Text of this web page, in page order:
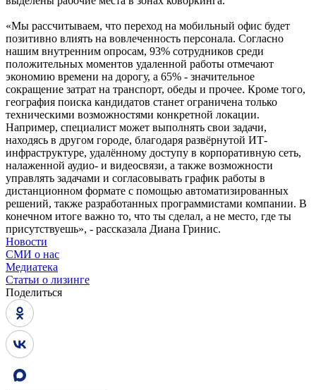
«Мы рассчитываем, что переход на мобильный офис будет
позитивно влиять на вовлеченность персонала. Согласно
нашим внутренним опросам, 93% сотрудников среди
положительных моментов удаленной работы отмечают
экономию времени на дорогу, а 65% - значительное
сокращение затрат на транспорт, обеды и прочее. Кроме того,
география поиска кандидатов станет ограничена только
техническими возможностями конкретной локации.
Например, специалист может выполнять свои задачи,
находясь в другом городе, благодаря развёрнутой ИТ-
инфраструктуре, удалённому доступу в корпоративную сеть,
налаженной аудио- и видеосвязи, а также возможности
управлять задачами и согласовывать график работы в
дистанционном формате с помощью автоматизированных
решений, также разработанных программистами компании. В
конечном итоге важно то, что ты сделал, а не место, где ты
присутствуешь», - рассказала Диана Гринис.
Новости
СМИ о нас
Медиатека
Статьи о лизинге
Поделиться